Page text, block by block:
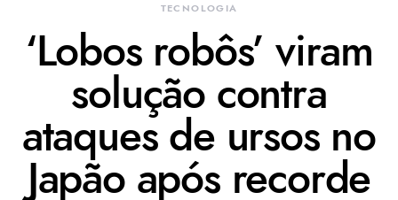
TECNOLOGIA
‘Lobos robôs’ viram
solução contra
ataques de ursos no
Japão após recorde